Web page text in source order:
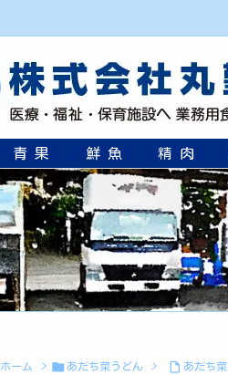
青 果 鮮 魚 精 肉
ホーム >  あだち菜うどん >  あだち